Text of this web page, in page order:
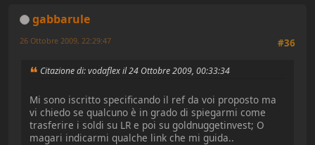
gabbarule
#36
26 Ottobre 2009, 22:29:47
Citazione di: vodaflex il 24 Ottobre 2009, 00:33:34
Mi sono iscritto specificando il ref da voi proposto ma
vi chiedo se qualcuno è in grado di spiegarmi come
trasferire i soldi su LR e poi su goldnuggetinvest; O
magari indicarmi qualche link che mi guida..